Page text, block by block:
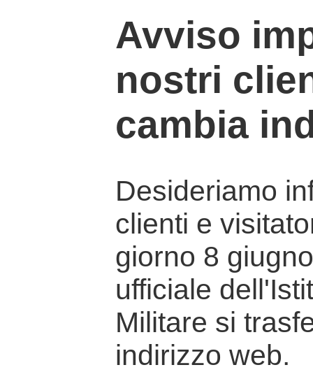
Avviso
nostri
cambia
Desideriamo
clienti e
giorno 8
ufficiale
Militare si
indirizzo web.